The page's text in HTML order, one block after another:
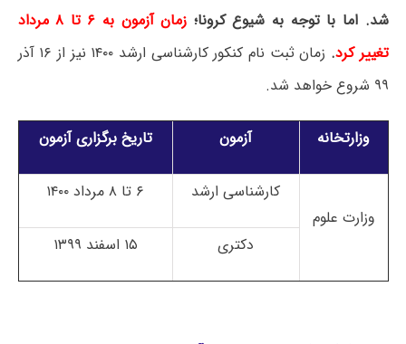
شد. اما با توجه به شیوع کرونا؛
زمان آزمون به ۶ تا ۸ مرداد
تغییر کرد.
زمان ثبت نام کنکور کارشناسی ارشد ۱۴۰۰ نیز از ۱۶ آذر
۹۹ شروع خواهد شد.
وزارتخانه آزمون تاریخ برگزاری آزمون
وزارت علوم
کارشناسی ارشد ۶ تا ۸ مرداد ۱۴۰۰
دکتری ۱۵ اسفند ۱۳۹۹